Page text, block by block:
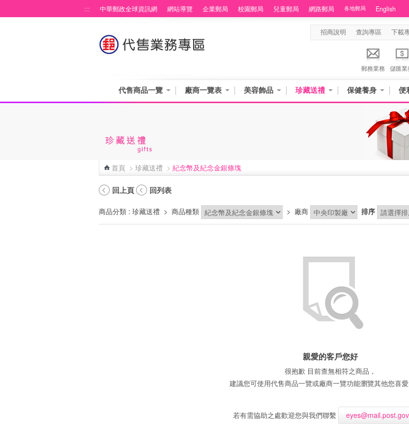
::: 中華郵政全球資訊網 網站導覽 企業郵局 校園郵局 兒童郵局 網路郵局 各地郵局 English
招商說明 查詢專區 下載
郵務業務 儲匯業
代售商品一覽 廠商一覽表 美容飾品 珍藏送禮 保健養身 便
首頁 > 珍藏送禮 > 紀念幣及紀念金銀條塊
回上頁 回列表
商品分類 : 珍藏送禮 > 商品種類 > 廠商 排序
親愛的客戶您好
很抱歉 目前查無相符之商品，
建議您可使用代售商品一覽或廠商一覽功能瀏覽其他您喜
若有需協助之處歡迎您與我們聯繫